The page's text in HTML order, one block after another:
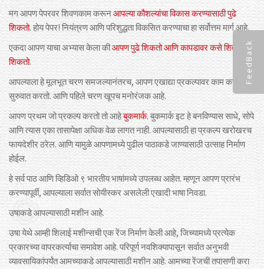
FeedBack
मगआपणपेपरवरशिवणकामकरूनआपल्याकौशल्यांचाविकासकरण्यासाठीपुढे
शिकतो.होयपेपर!नियंत्रणआणिपरिशुद्धताविकसितकरण्याचाहासर्वोत्तममार्गआहे.
एकदाआपणयाचाअभ्यासकेलाकीआपणपुढेशिकतोआणिकापडावरकसेशिवावे
ते
शिकतो.
आपल्यालाहेमूलभूतचरणसमजल्यानंतरच, आपणएखाद्याप्रकल्पावरकामकरण्यास
सुरुवातकरतो. आणिपहिलेचरणखूपचमनोरंजकआहे.
आपणप्रथमजोप्रकल्पकरतोतोआहेबुकमार्क.बुकमार्कइटहेबनविण्याससाधे,सोपे
आणित्यासएकातासापेक्षाअधिकवेळलागतनाही. आपल्यासाठीहाप्रकल्पखरोखरच
फायदेशीरठरेल. आणियामुळेआपणामध्येपुढीलपाठाकडेजाण्यासाठीउत्साहनिर्माण
होईल.
हे सर्व पाठ आणि व्हिडिओ ९ भारतीय भाषांमध्ये उपलब्ध आहेत. म्हणून आपण प्रारंभ
करण्यापूर्वी, आपल्याला सर्वात सोयीस्कर असलेली एखादी भाषा निवडा.
उषाकडे आपल्यासाठी मशीन आहे.
उषा येथे आम्ही शिलाई मशीन्सची एक रेंज निर्माण केली आहे, जिच्यामध्ये प्रत्येक
प्रकारच्या वापरकर्त्याचा समावेश आहे. परिपूर्ण नवशिक्यापासून सर्वात अनुभवी
व्यावसायिकांपर्यंत आमच्याकडे आपल्यासाठी मशीन आहे. आमच्या रेंजची तपासणी करा